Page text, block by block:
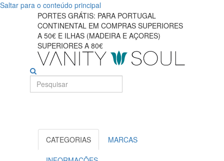
Saltar para o conteúdo principal
Encontre
produtos
específicos
ideais
cuidados
PORTES GRÁTIS: PARA PORTUGAL
CONTINENTAL EM COMPRAS SUPERIORES
A 50€ E ILHAS (MADEIRA E AÇORES)
SUPERIORES A 80€
CATEGORIAS MARCAS